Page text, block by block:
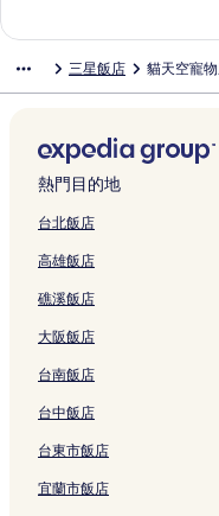
y
i
d
e
F
m
l
y
I
n
的
結
d
e
a
k
f
s
的
連
結
r
連
結
r
B
&
B
的
結
o
e
的
連
結
i
r
d
e
n
&
的
連
結
n
n
的
連
結
d
的
連
結
h
e
B
&
B
連
n
B
的
連
結
三星飯店 貓天空寵
熱門目的地
台北飯店
高雄飯店
礁溪飯店
大阪飯店
台南飯店
台中飯店
台東市飯店
宜蘭市飯店